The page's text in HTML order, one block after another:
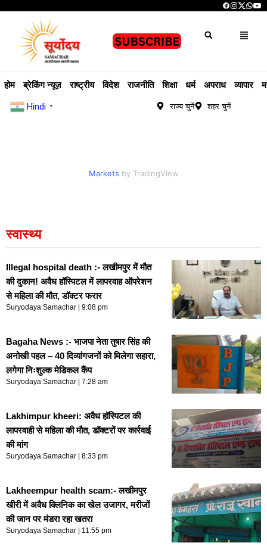
होम ब्रेकिंग न्यूज़ राष्ट्रीय विदेश राजनीति शिक्षा धर्म अपराध व्यापार
Hindi ▼ राज्य चुनें शहर चुनें
Markets by TradingView
स्वास्थ्य
Illegal hospital death :- लखीमपुर में मौत
की दुकान! अवैध हॉस्पिटल में लापरवाह ऑपरेशन
से महिला की मौत, डॉक्टर फरार
Suryodaya Samachar 9:08 pm
Bagaha News :- भाजपा नेता तुषार सिंह की
अनोखी पहल – 40 दिव्यांगजनों को मिलेगा सहारा,
लगेगा निःशुल्क मेडिकल कैंप
Suryodaya Samachar 7:28 am
Lakhimpur kheeri: अवैध हॉस्पिटल की
लापरवाही से महिला की मौत, डॉक्टरों पर कार्रवाई
की मांग
Suryodaya Samachar 8:33 pm
Lakheempur health scam:- लखीमपुर
खीरी में अवैध क्लिनिक का खेल उजागर, मरीजों
की जान पर मंडरा रहा खतरा
Suryodaya Samachar 11:55 pm